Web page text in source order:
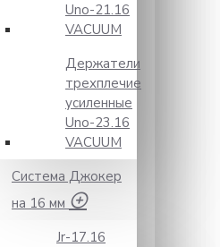
Uno-21.16
VACUUM
Держатели
трехплечие
усиленные
Unо-23.16
VACUUM
Система Джокер
на 16 мм
Jr-17.16